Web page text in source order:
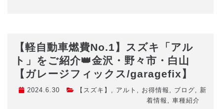
【軽自動車燃費No.1】スズキ「アル
ト」をご紹介👑金沢・野々市・白山
【ガレージフィックス/garagefix】
2024.6.30 【スズキ】 , アルト , お得情報 , ブログ, 新
着情報 , 車種紹介